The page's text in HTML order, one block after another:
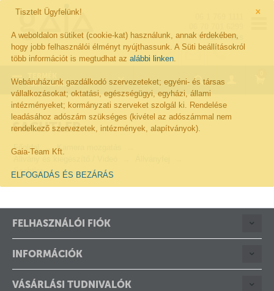
×
Tisztelt Ügyfelünk!
A weboldalon sütiket (cookie-kat) használunk, annak érdekében,
hogy jobb felhasználói élményt nyújthassunk. A Süti beállításokról
több információt is megtudhat az alábbi linken.
Webáruházunk gazdálkodó szervezeteket; egyéni- és társas
vállalkozásokat; oktatási, egészségügyi, egyházi, állami
intézményeket; kormányzati szerveket szolgál ki. Rendelése
leadásához adószám szükséges (kivétel az adószámmal nem
rendelkező szervezetek, intézmények, alapítványok).
Gaia-Team Kft.
ELFOGADÁS ÉS BEZÁRÁS
Visszahívás
KATEGÓRIÁK
SACHTLER
Főoldal
Kamera mozgatás
Sachtler
FELHASZNÁLÓI FIÓK
INFORMÁCIÓK
VÁSÁRLÁSI TUDNIVALÓK